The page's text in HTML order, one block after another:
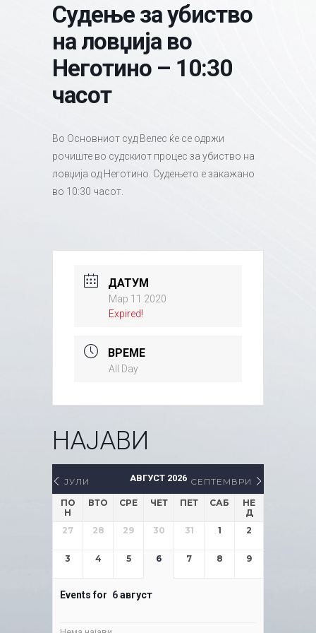
Судење за убиство
на ловџија во
Неготино – 10:30
часот
Во Основниот суд Велес ќе се одржи
рочиште во судскиот процес за убиство на
ловџија од Неготино. Судењето е закажано
во 10:30 часот.
ДАТУМ
Мар 11 2020
Expired!
ВРЕМЕ
All Day
НАЈАВИ
ЈУЛИ АВГУСТ 2026 СЕПТЕМВРИ
ПО
Н
ВТО СРЕ ЧЕТ ПЕТ САБ
НЕ
Д
27
28 29 30 31 1 2
3 4 5 6 7 8 9
Events for 6август